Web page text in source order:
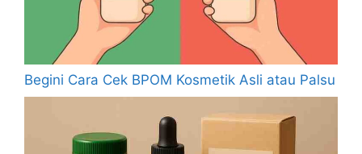
Begini Cara Cek BPOM Kosmetik Asli atau Palsu